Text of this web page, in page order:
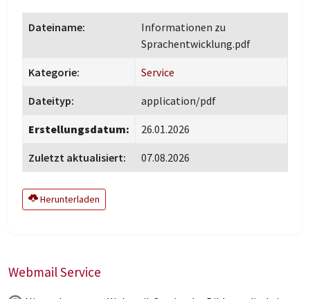
Dateiname:
Informationen zu
Sprachentwicklung.pdf
Kategorie: Service
Dateityp: application/pdf
Erstellungsdatum: 26.01.2026
Zuletzt aktualisiert: 07.08.2026
Herunterladen
Webmail Service